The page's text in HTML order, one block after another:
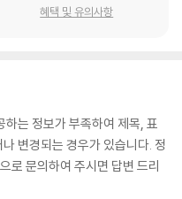
혜택 및 유의사항
는 정보가 부족하여 제목, 표
변경되는 경우가 있습니다. 정
로 문의하여 주시면 답변 드리